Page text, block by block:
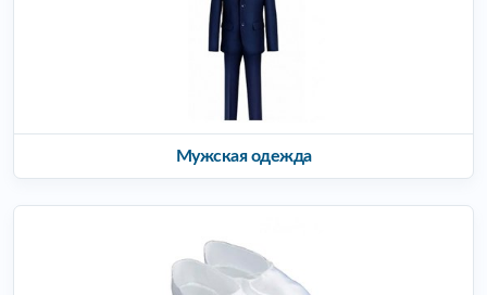
Мужская одежда